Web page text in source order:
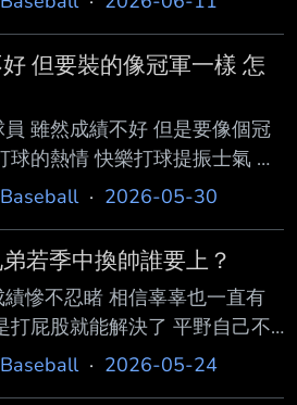
但要裝的像冠軍一樣 怎
雖然成績不好 但是要像個冠
球的熱情 快樂打球提振士氣 不
來說該怎麼做？ --
· 2026-05-30
若季中換帥誰要上？
慘不忍睹 相信辜辜也一直有
打屁股就能解決了 平野自己不
辜親自動手也有可能 這節骨
· 2026-05-24